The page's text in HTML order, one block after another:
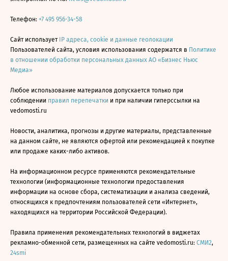
Телефон: +7 495 956-34-58
Сайт использует IP адреса, cookie и данные геолокации
Пользователей сайта, условия использования содержатся в Политике
в отношении обработки персональных данных АО «Бизнес Ньюс
Медиа»
Любое использование материалов допускается только при
соблюдении правил перепечатки и при наличии гиперссылки на
vedomosti.ru
Новости, аналитика, прогнозы и другие материалы, представленные
на данном сайте, не являются офертой или рекомендацией к покупке
или продаже каких-либо активов.
На информационном ресурсе применяются рекомендательные
технологии (информационные технологии предоставления
информации на основе сбора, систематизации и анализа сведений,
относящихся к предпочтениям пользователей сети «Интернет»,
находящихся на территории Российской Федерации).
Правила применения рекомендательных технологий в виджетах
рекламно-обменной сети, размещенных на сайте vedomosti.ru: СМИ2,
24smi